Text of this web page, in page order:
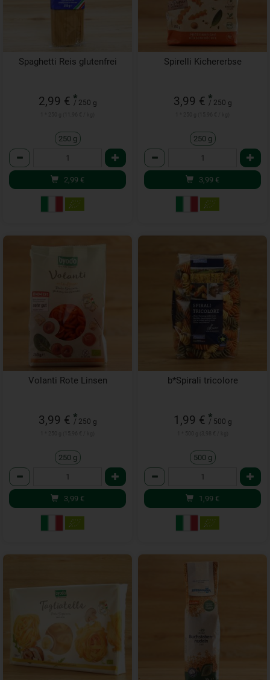
Spaghetti Reis glutenfrei
2,99 € *
/ 250 g
250 g
Anzahl
2,99 €
Spirelli Kichererbse
3,99 € *
/ 250 g
250 g
Anzahl
3,99 €
Volanti Rote Linsen
3,99 € *
/ 250 g
250 g
Anzahl
3,99 €
b*Spirali tricolore
1,99 € *
/ 500 g
500 g
Anzahl
1,99 €